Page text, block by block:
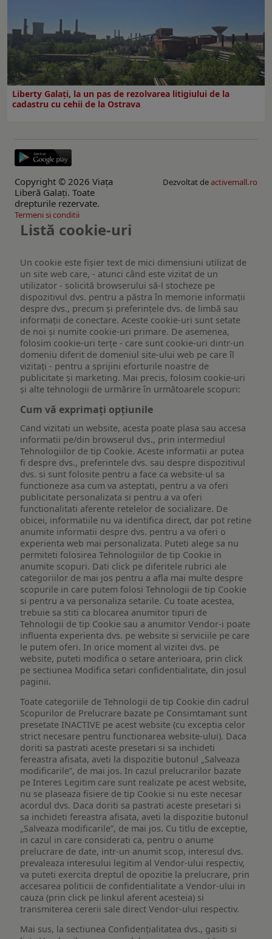
Liberty Galați, la un pas de rezolvarea litigiului de la
cadastru cu cehii de la Ostrava
Copyright © 2026 Viaţa
Liberă Galaţi. Toate
drepturile rezervate.
Dezvoltat deactivemall.ro
Termeni si conditii
Listă cookie-uri
Un cookie este fişier text de mici dimensiuni utilizat de
un site web care, - atunci când este vizitat de un
utilizator - solicită browserului să-l stocheze pe
dispozitivul dvs. pentru a păstra în memorie informații
despre dvs., precum și preferințele dvs. de limbă sau
informații de conectare. Aceste cookie-uri sunt setate
de noi și numite cookie-uri primare. De asemenea,
folosim cookie-uri terțe - care sunt cookie-uri dintr-un
domeniu diferit de domeniul site-ului web pe care îl
vizitați - pentru a sprijini eforturile noastre de
publicitate și marketing. Mai precis, folosim cookie-uri
și alte tehnologii de urmărire în următoarele scopuri:
Cum vă exprimați opțiunile
Cand vizitati un website, acesta poate plasa sau accesa
informatii pe/din browserul dvs., prin intermediul
Tehnologiilor de tip Cookie. Aceste informatii ar putea
fi despre dvs., preferintele dvs. sau despre dispozitivul
dvs. si sunt folosite pentru a face ca website-ul sa
functioneze asa cum va asteptati, pentru a va oferi
publicitate personalizata si pentru a va oferi
functionalitati aferente retelelor de socializare. De
obicei, informatiile nu va identifica direct, dar pot retine
anumite informatii despre dvs. pentru a va oferi o
experienta web mai personalizata. Puteti alege sa nu
permiteti folosirea Tehnologiilor de tip Cookie in
anumite scopuri. Dati click pe diferitele rubrici ale
categoriilor de mai jos pentru a afla mai multe despre
scopurile in care putem folosi Tehnologii de tip Cookie
si pentru a va personaliza setarile. Cu toate acestea,
trebuie sa stiti ca blocarea anumitor tipuri de
Tehnologii de tip Cookie sau a anumitor Vendor-i poate
influenta experienta dvs. pe website si serviciile pe care
le putem oferi. In orice moment al vizitei dvs. pe
website, puteti modifica o setare anterioara, prin click
pe sectiunea Modifica setari confidentialitate, din josul
paginii.
Toate categoriile de Tehnologii de tip Cookie din cadrul
Scopurilor de Prelucrare bazate pe Consimtamant sunt
presetate INACTIVE pe acest website (cu exceptia celor
strict necesare pentru functionarea website-ului). Daca
doriti sa pastrati aceste presetari si sa inchideti
fereastra afisata, aveti la dispozitie butonul „Salveaza
modificarile”, de mai jos. In cazul prelucrarilor bazate
pe Interes Legitim care sunt realizate pe acest website,
nu se plaseaza fisiere de tip Cookie si nu este necesar
acordul dvs. Daca doriti sa pastrati aceste presetari si
sa inchideti fereastra afisata, aveti la dispozitie butonul
„Salveaza modificarile”, de mai jos. Cu titlu de exceptie,
in cazul in care considerati ca, pentru o anume
prelucrare de date, intr-un anumit scop, interesul dvs.
prevaleaza interesului legitim al Vendor-ului respectiv,
va puteti exercita dreptul de opozitie la prelucrare, prin
accesarea politicii de confidentialitate a Vendor-ului in
cauza (prin click pe linkul aferent acesteia) si
transmiterea cererii sale direct Vendor-ului respectiv.
Mai sus, la sectiunea Confidențialitatea dvs., gasiti si